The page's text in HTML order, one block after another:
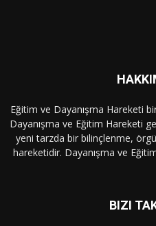
Eğitim ve Dayanışma Hareketi
Dayanışma ve Eğitim Hareketi
yeni tarzda bir bilinçlenme,
hareketidir. Dayanışma ve
BIZI